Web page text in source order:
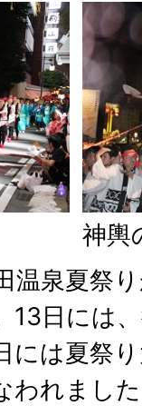
神輿
温泉夏祭
13日には
には夏祭
われまし